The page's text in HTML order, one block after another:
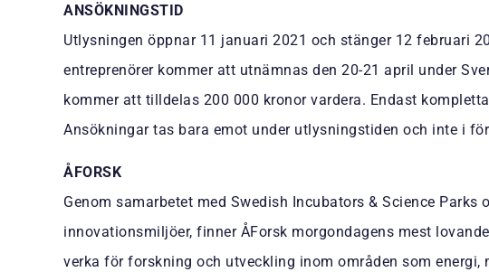
ANSÖKNINGSTID
Utlysningen öppnar 11 januari 2021 och stänger 12 februari
entreprenörer kommer att utnämnas den 20-21 april under
kommer att tilldelas 200 000 kronor vardera. Endast
Ansökningar tas bara emot under utlysningstiden och inte i
ÅFORSK
Genom samarbetet med Swedish Incubators & Science Parks
innovationsmiljöer, finner ÅForsk morgondagens mest
verka för forskning och utveckling inom områden som energi,